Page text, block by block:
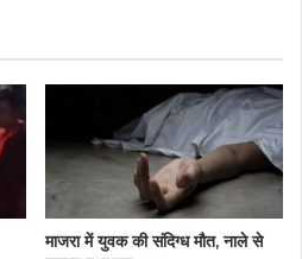
माजरा में युवक की संदिग्ध मौत, नाले से